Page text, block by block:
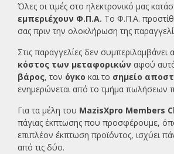
Όλες οι τιμές στο ηλεκτρονικό μας
εμπεριέχουν Φ.Π.Α. Το Φ.Π.Α.
σας πριν την ολοκλήρωση της
Στις παραγγελίες δεν συμπεριλαμβάνει
κόστος των μεταφορικών αφού
βάρος, τον όγκο και το σημείο
ενημερώνεται από το τμήμα πωλήσεων
Για τα μέλη του MazisXpro Members
πάγιας έκπτωσης που προσφέρουμε,
επιπλέον έκπτωση προϊόντος, ισχύει
από τις δύο.